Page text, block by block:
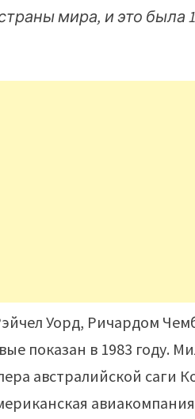
мира, и это
Уорд, Ричардом
показан в 1983 году.
австралийской саги